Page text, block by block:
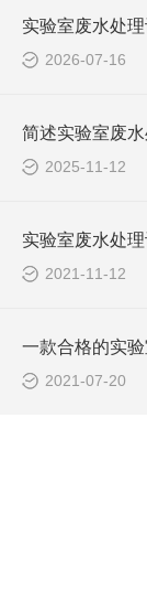
2026-07-16
简述实验室废
2025-11-12
2021-11-12
2021-07-20